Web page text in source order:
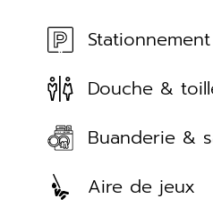
Stationnement
Douche &
Buanderie &
Aire de jeux